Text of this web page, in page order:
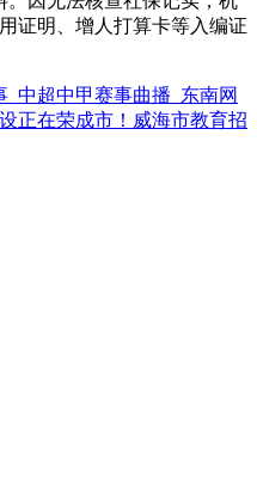
证明、增人打算卡等入编证
_中超中甲赛事曲播_东南网
正在荣成市！威海市教育招